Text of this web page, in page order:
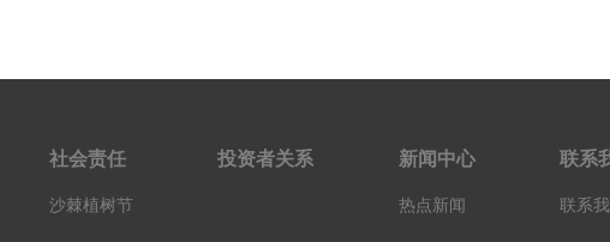
社会责任
沙棘植树节
投资者关系 新闻中心
热点新闻
联系
联系